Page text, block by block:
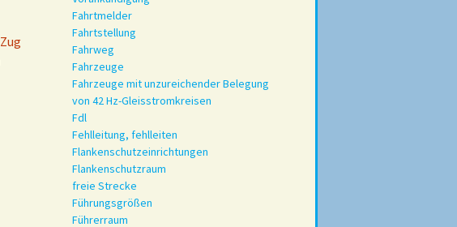
Zug
Fahrtmelder
Fahrtstellung
Fahrweg
Fahrzeuge
Fahrzeuge mit unzureichender Belegung
von 42 Hz-Gleisstromkreisen
Fdl
Fehlleitung, fehlleiten
Flankenschutzeinrichtungen
Flankenschutzraum
freie Strecke
Führungsgrößen
Führerraum